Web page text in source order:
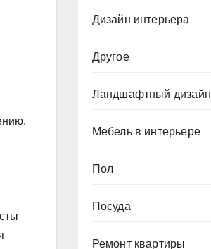
Дизайн интерьера
Другое
Ландшафтный дизайн
Мебель в интерьере
Пол
Посуда
Ремонт квартиры